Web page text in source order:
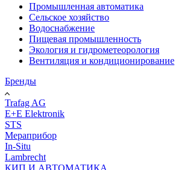
Промышленная автоматика
Сельское хозяйство
Водоснабжение
Пищевая промышленность
Экология и гидрометеорология
Вентиляция и кондиционирование
Бренды
Trafag AG
E+E Elektronik
STS
Мераприбор
In-Situ
Lambrecht
КИП И АВТОМАТИКА